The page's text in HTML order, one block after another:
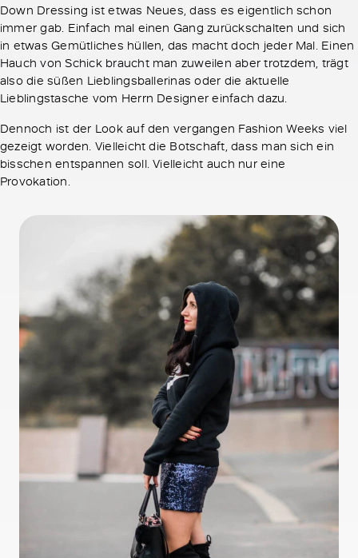
Down Dressing ist etwas Neues, dass es eigentlich schon
immer gab. Einfach mal einen Gang zurückschalten und sich
in etwas Gemütliches hüllen, das macht doch jeder Mal. Einen
Hauch von Schick braucht man zuweilen aber trotzdem, trägt
also die süßen Lieblingsballerinas oder die aktuelle
Lieblingstasche vom Herrn Designer einfach dazu.
Dennoch ist der Look auf den vergangen Fashion Weeks viel
gezeigt worden. Vielleicht die Botschaft, dass man sich ein
bisschen entspannen soll. Vielleicht auch nur eine
Provokation.